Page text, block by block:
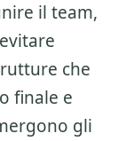
il team,
che
finale e
gli